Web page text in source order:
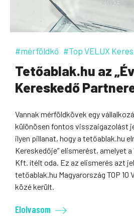
#mérföldkő #Top VELUX
Tetőablak.hu az
Kereskedő
Vannak mérföldkövek egy
különösen fontos visszaigazolást
ilyen pillanat, hogy a tetőablak.hu
Kereskedője” elismerést, amelyet
Kft. ítélt oda. Ez az elismerés azt
tetőablak.hu Magyarország TOP 10
közé került.
Elolvasom